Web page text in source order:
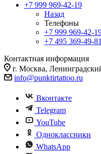
+7 999 969-42-19
Назад
Телефоны
+7 999 969-42-
+7 495 369-49-81
Контактная информация
г. Москва,
info@punktirtattoo.ru
Вконтакте
Telegram
YouTube
Одноклассники
WhatsApp